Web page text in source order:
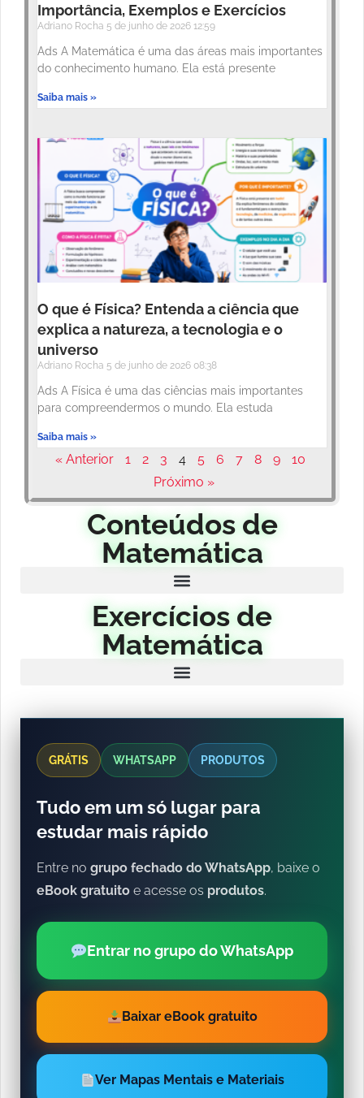
Importância, Exemplos e Exercícios
Adriano Rocha 5 de junho de 2026 12:59
Ads A Matemática é uma das áreas mais importantes
do conhecimento humano. Ela está presente
Saiba mais »
O que é Física? Entenda a ciência que
explica a natureza, a tecnologia e o
universo
Adriano Rocha 5 de junho de 2026 08:38
Ads A Física é uma das ciências mais importantes
para compreendermos o mundo. Ela estuda
Saiba mais »
« Anterior 1 2 3 4 5 6 7 8 9
10
Próximo »
Conteúdos de
Matemática
Exercícios de
Matemática
GRÁTIS WHATSAPP PRODUTOS
Tudo em um só lugar para
estudar mais rápido
Entre no grupo fechado do WhatsApp, baixe o
eBook gratuito e acesse os produtos.
Entrar no grupo do WhatsApp
Baixar eBook gratuito
Ver Mapas Mentais e Materiais